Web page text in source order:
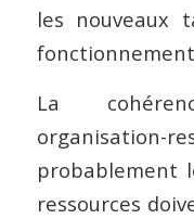
les nouveaux
La
probablement
ressources